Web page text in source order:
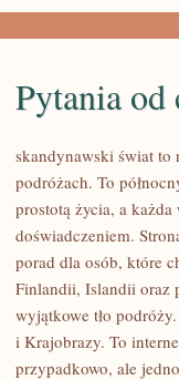
PYTANIA
CZYTELNIKÓW
Pytania
skandynawski świat to
podróżach. To
prostotą życia, a
doświadczeniem.
porad dla osób, które
Finlandii, Islandii oraz
wyjątkowe tło
i Krajobrazy. To
przypadkowo, ale